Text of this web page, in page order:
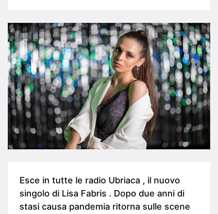
Esce in tutte le radio Ubriaca , il nuovo
singolo di Lisa Fabris . Dopo due anni di
stasi causa pandemia ritorna sulle scene